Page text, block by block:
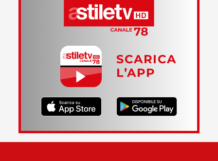
SCARICA
L’APP